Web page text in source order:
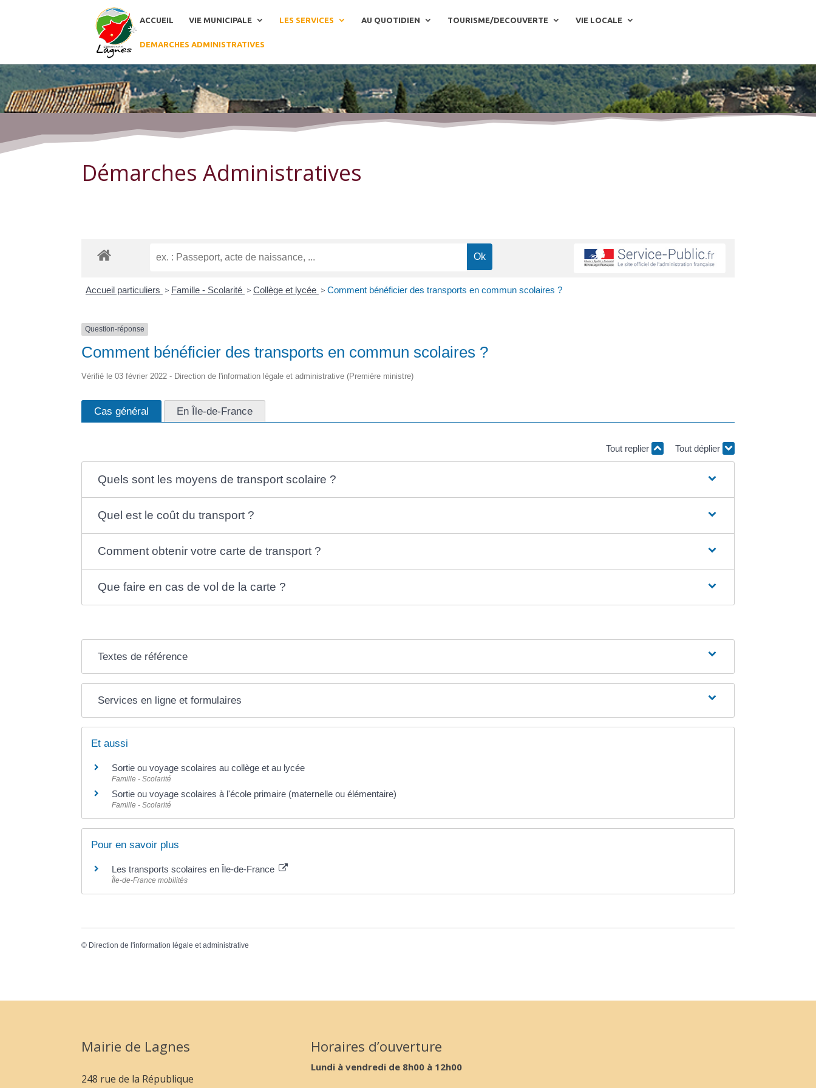
ACCUEIL VIE MUNICIPALE LES SERVICES AU QUOTIDIEN TOURISME/DECOUVERTE VIE LOCALE
DEMARCHES ADMINISTRATIVES
Démarches Administratives
Démarches Administratives
Accueil particuliers > Famille - Scolarité > Collège et lycée > Comment bénéficier des transports en commun scolaires ?
Question-réponse
Comment bénéficier des transports en commun scolaires ?
Vérifié le 03 février 2022 - Direction de l'information légale et administrative (Première ministre)
Cas général En Île-de-France
Tout replier Tout déplier
Quels sont les moyens de transport scolaire ?
Quel est le coût du transport ?
Comment obtenir votre carte de transport ?
Que faire en cas de vol de la carte ?
Textes de référence
Services en ligne et formulaires
Et aussi
Sortie ou voyage scolaires au collège et au lycée
Famille - Scolarité
Sortie ou voyage scolaires à l'école primaire (maternelle ou élémentaire)
Famille - Scolarité
Pour en savoir plus
Les transports scolaires en Île-de-France
Île-de-France mobilités
© Direction de l'information légale et administrative
Mairie de Lagnes
248 rue de la République
Horaires d’ouverture
Lundi à vendredi de 8h00 à 12h00